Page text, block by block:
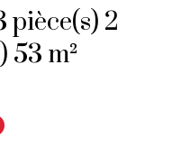
chambre(s) 53 m²